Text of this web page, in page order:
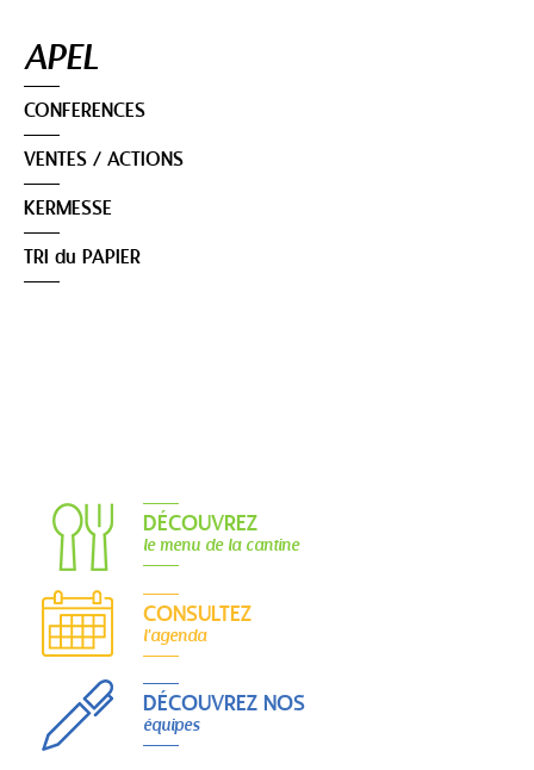
APEL
CONFERENCES
VENTES / ACTIONS
KERMESSE
TRI du PAPIER
DÉCOUVREZ
le menu de la cantine
CONSULTEZ
l'agenda
DÉCOUVREZ NOS
équipes